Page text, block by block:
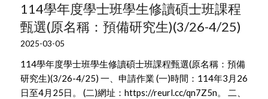
114學年度學士班學生修讀碩士班課程
甄選(原名稱：預備研究生)(3/26-4/25)
2025-03-05
114學年度學士班學生修讀碩士班課程甄選(原名稱：預備
研究生)(3/26-4/25) 一、申請作業 (一)時間：114年3月26
日至4月25日。 (二)網址：https://reurl.cc/qn7Z5n。 二、